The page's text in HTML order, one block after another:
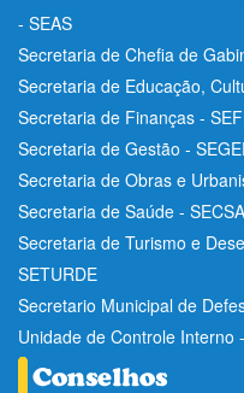
- SEAS
Secretaria de Chefia de
Secretaria de Educação,
Secretaria de Finanças -
Secretaria de Gestão -
Secretaria de Obras e
Secretaria de Saúde -
Secretaria de Turismo e
SETURDE
Secretario Municipal de
Unidade de Controle Interno